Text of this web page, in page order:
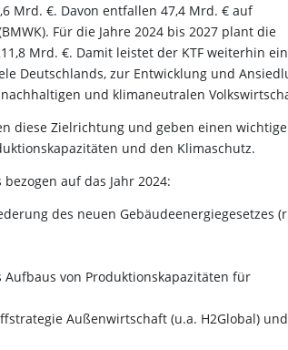
Mrd. €. Davon entfallen 47,4 Mrd. € auf
Für die Jahre 2024 bis 2027 plant die
Mrd. €. Damit leistet der KTF weiterhin
Deutschlands, zur Entwicklung und
und klimaneutralen
diese Zielrichtung und geben einen
und den Klimaschutz.
auf das Jahr 2024:
des neuen Gebäudeenergiegesetzes
von Produktionskapazitäten für
Außenwirtschaft (u.a. H2Global)